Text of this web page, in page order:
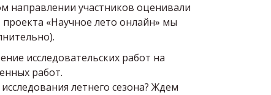
направлении участников оценивали
«Научное лето онлайн» мы
исследовательских работ на
работ.
летнего сезона? Ждем